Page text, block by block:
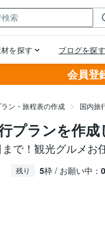
会員登
ン・旅程表の作成 国内旅
プランを作
で！観光グルメお
残り 5枠 / お願い中： 0